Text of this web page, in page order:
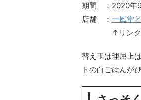
期間 ：2020年9
店舗 ： 一風堂
↑リンクをク
替え玉は理屈上
トの白ごはんが